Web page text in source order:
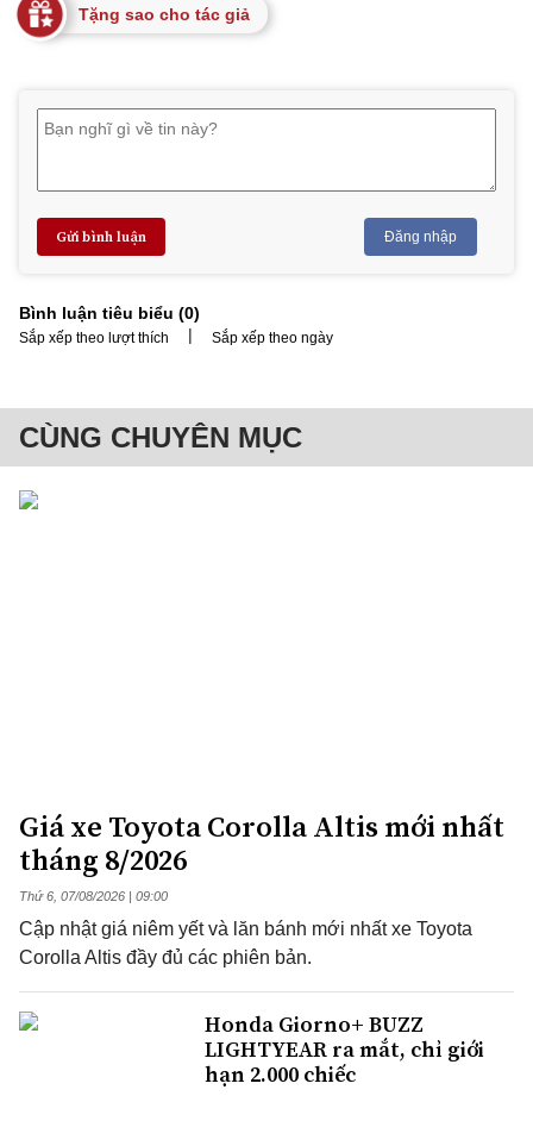
Tặng sao cho tác giả
Gửi bình luận Đăng nhập
Bình luận tiêu biểu (0)
Sắp xếp theo lượt thích | Sắp xếp theo ngày
CÙNG CHUYÊN MỤC
Giá xe Toyota Corolla Altis mới nhất
tháng 8/2026
Thứ 6, 07/08/2026 | 09:00
Cập nhật giá niêm yết và lăn bánh mới nhất xe Toyota
Corolla Altis đầy đủ các phiên bản.
Honda Giorno+ BUZZ
LIGHTYEAR ra mắt, chỉ giới
hạn 2.000 chiếc